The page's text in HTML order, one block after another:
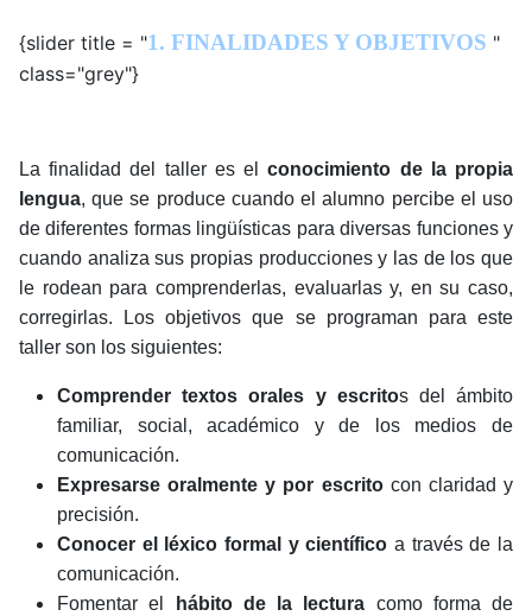
{slider title = "1. FINALIDADES Y OBJETIVOS "
class="grey"}
La finalidad del taller es elconocimiento de la propia
lengua, que se produce cuando el alumno percibe el uso
de diferentes formas lingüísticas para diversas funciones y
cuando analiza sus propias producciones y las de los que
le rodean para comprenderlas, evaluarlas y, en su caso,
corregirlas. Los objetivos que se programan para este
taller son los siguientes:
Comprender textos orales y escritos del ámbito
familiar, social, académico y de los medios de
comunicación.
Expresarse oralmente y por escritocon claridad y
precisión.
Conocer el léxico formal y científico a través de la
comunicación.
Fomentar el
hábito de la lectura como forma de